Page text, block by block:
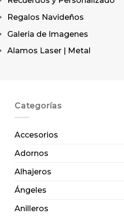
Regalos Navideños
Galeria de Imagenes
Alamos Laser | Metal
Categorías
Accesorios
Adornos
Alhajeros
Ángeles
Anilleros